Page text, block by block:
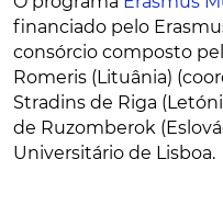
financiado pelo
consórcio composto
Romeris (Lituânia)
Stradins de Riga
de Ruzomberok
Universitário de Lisboa.